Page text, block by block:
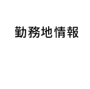
勤務地情報